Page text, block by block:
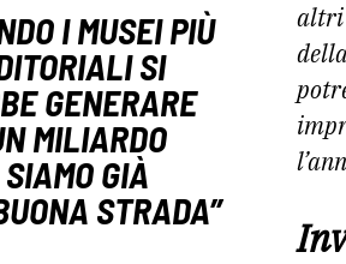
I MUSEI PIÙ
SI
GENERARE
MILIARDO
GIÀ
STRADA”
altri